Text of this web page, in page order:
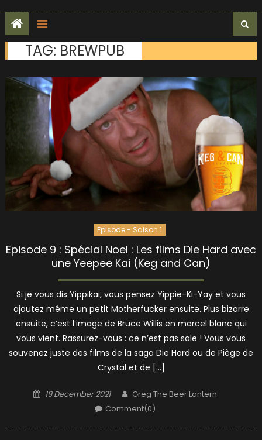
TAG: BREWPUB
Episode - Saison 1
Episode 9 : Spécial Noel : Les films Die Hard avec
une Yeepee Kai (Keg and Can)
Si je vous dis Yippikai, vous pensez Yippie-Ki-Yay et vous
ajoutez même un petit Motherfucker ensuite. Plus bizarre
ensuite, c’est l’image de Bruce Willis en marcel blanc qui
vous vient. Rassurez-vous : ce n’est pas sale ! Vous vous
souvenez juste des films de la saga Die Hard ou de Piège de
Crystal et de […]
Posted
19 December 2021 Author
Greg The Beer Lantern
Comment(0)